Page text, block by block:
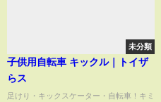
未分類
子供用自転車 キックル｜トイザ
らス
足けり・キックスケーター・自転車！キミ